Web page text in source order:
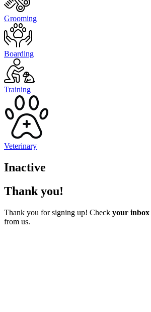
Grooming
Boarding
Training
Veterinary
Inactive
Thank you!
Thank you for signing up! Check your inbox
from us.